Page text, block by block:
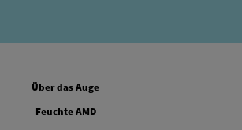
Über das Auge
Feuchte AMD